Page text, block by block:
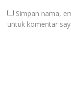
Simpan nama,
untuk komentar